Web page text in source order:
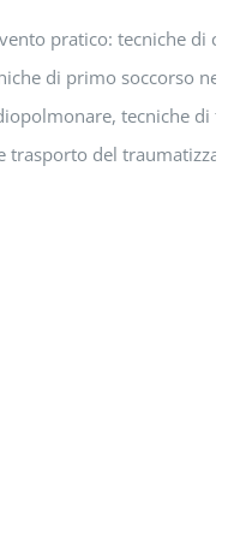
pratico: tecniche di
di primo soccorso
tecniche di
trasporto del